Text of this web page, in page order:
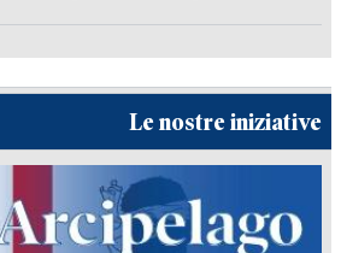
Le nostre iniziative